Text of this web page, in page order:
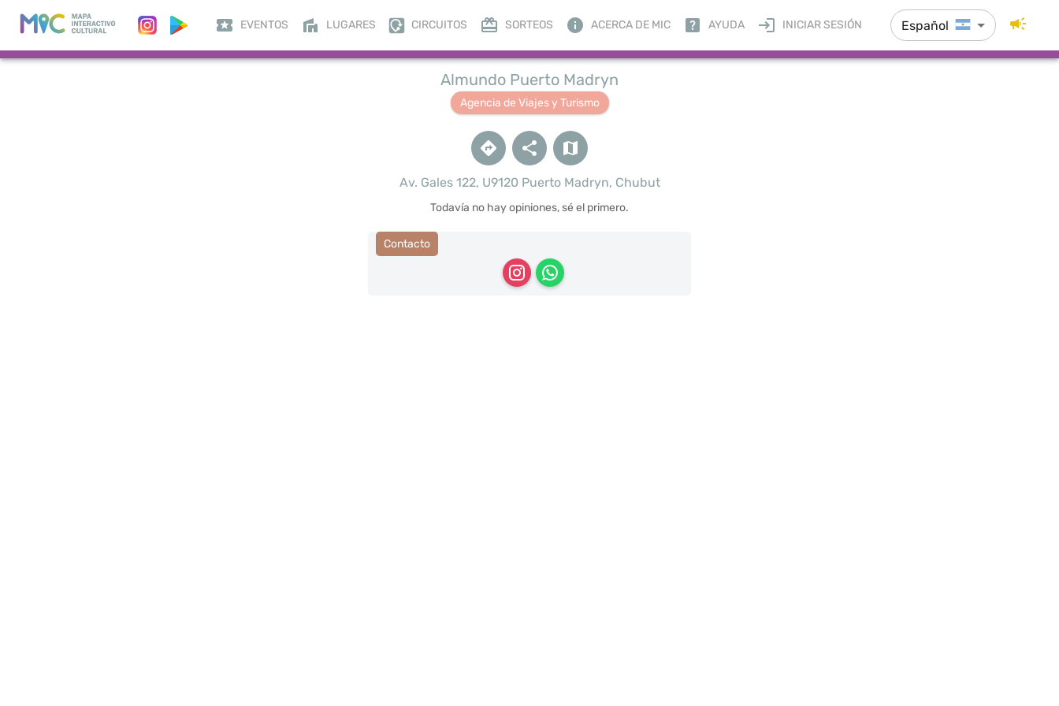
EVENTOS LUGARES CIRCUITOS SORTEOS ACERCA DE MIC AYUDA INICIAR SESIÓN Español
Almundo Puerto Madryn
Agencia de Viajes y Turismo
Av. Gales 122, U9120 Puerto Madryn, Chubut
Todavía no hay opiniones, sé el primero.
Contacto